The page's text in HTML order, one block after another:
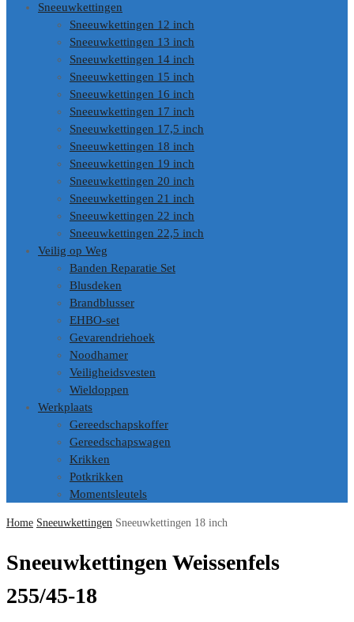
Sneeuwkettingen
Sneeuwkettingen 12 inch
Sneeuwkettingen 13 inch
Sneeuwkettingen 14 inch
Sneeuwkettingen 15 inch
Sneeuwkettingen 16 inch
Sneeuwkettingen 17 inch
Sneeuwkettingen 17,5 inch
Sneeuwkettingen 18 inch
Sneeuwkettingen 19 inch
Sneeuwkettingen 20 inch
Sneeuwkettingen 21 inch
Sneeuwkettingen 22 inch
Sneeuwkettingen 22,5 inch
Veilig op Weg
Banden Reparatie Set
Blusdeken
Brandblusser
EHBO-set
Gevarendriehoek
Noodhamer
Veiligheidsvesten
Wieldoppen
Werkplaats
Gereedschapskoffer
Gereedschapswagen
Krikken
Potkrikken
Momentsleutels
Home Sneeuwkettingen Sneeuwkettingen 18 inch
Sneeuwkettingen Weissenfels
255/45-18